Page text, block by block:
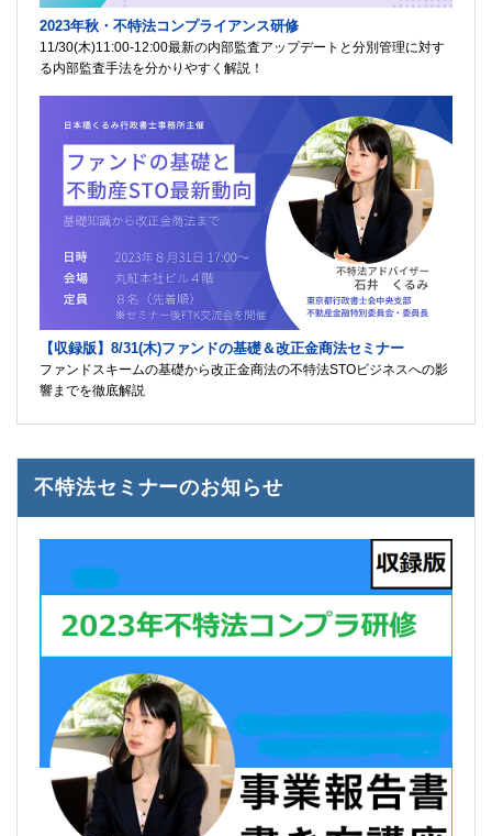
2023年秋・不特法コンプライアンス研修
11/30(木)11:00-12:00最新の内部監査アップデートと分別管理に対す
る内部監査手法を分かりやすく解説！
【収録版】8/31(木)ファンドの基礎＆改正金商法セミナー
ファンドスキームの基礎から改正金商法の不特法STOビジネスへの影
響までを徹底解説
不特法セミナーのお知らせ